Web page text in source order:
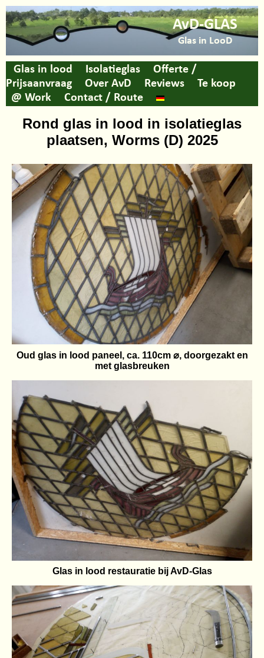
AvD-GLAS
Glas in LooD
Glas in lood Isolatieglas
Offerte /
Prijsaanvraag
Over AvD Reviews
Te koop
@ Work
Contact / Route
Rond glas in lood in isolatieglas
plaatsen, Worms (D) 2025
Oud glas in lood paneel, ca. 110cm ⌀, doorgezakt en
met glasbreuken
Glas in lood restauratie bij AvD-Glas